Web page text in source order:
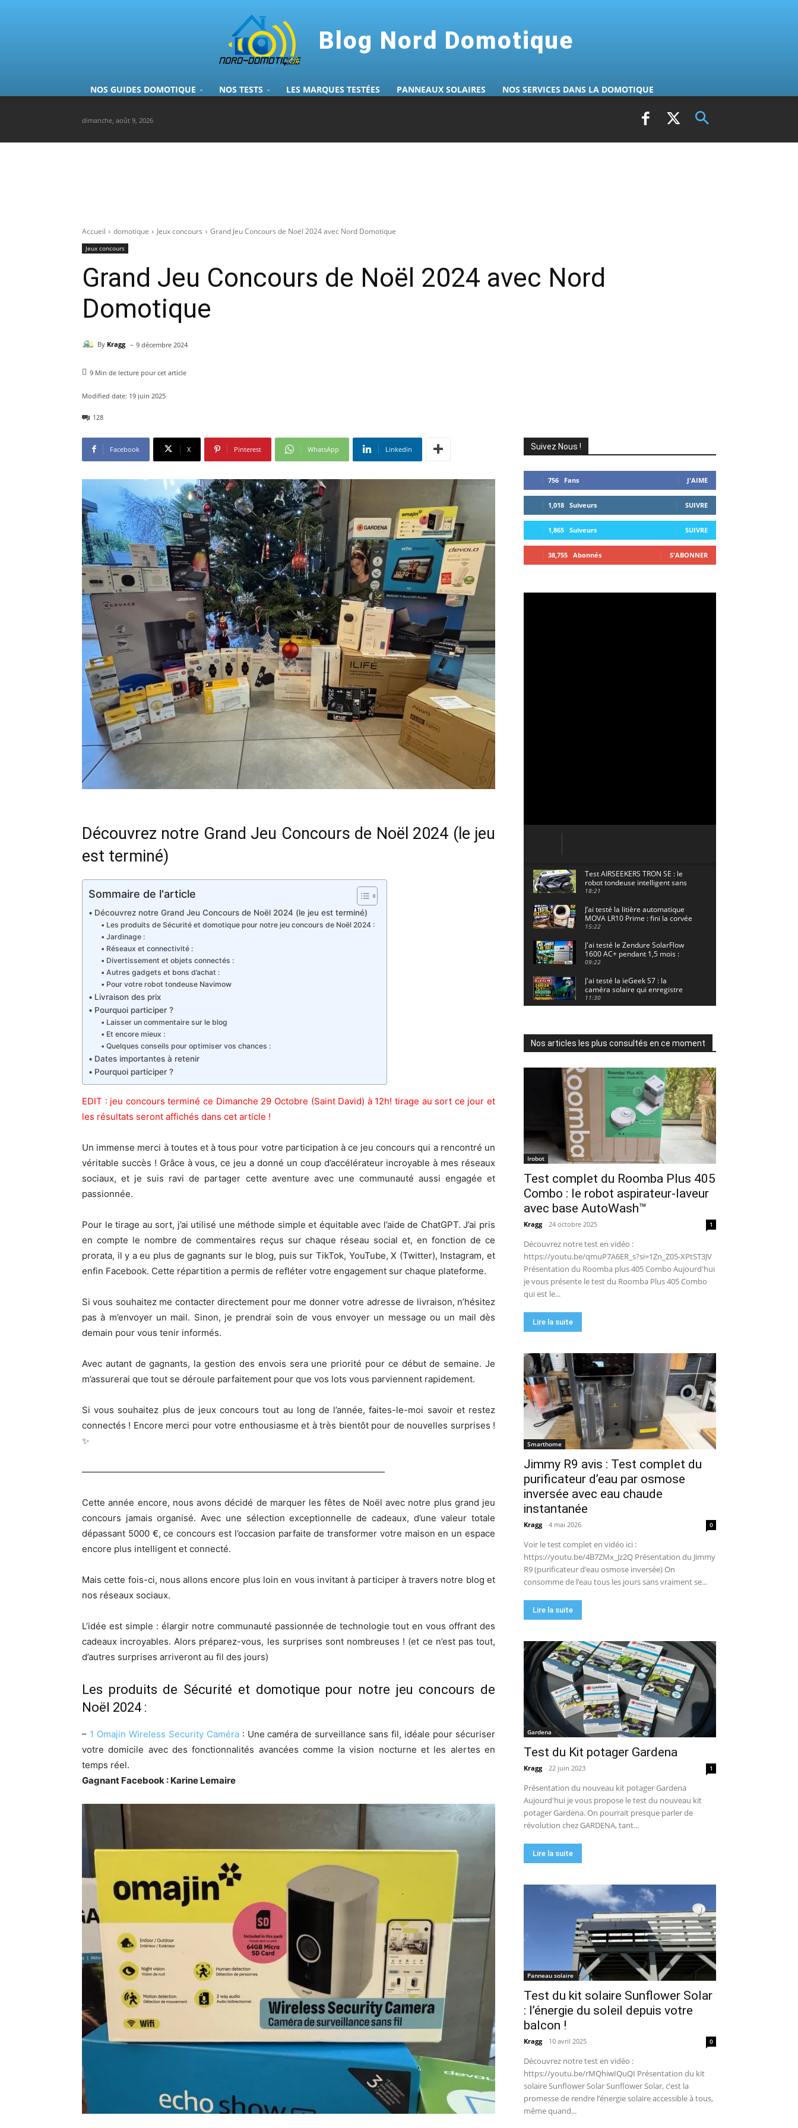
Blog Nord Domotique
NOS GUIDES DOMOTIQUE NOS TESTS LES MARQUES TESTÉES PANNEAUX SOLAIRES NOS SERVICES DANS LA DOMOTIQUE
dimanche, août 9, 2026
Accueil domotique Jeux concours Grand Jeu Concours de Noël 2024 avec Nord Domotique
Jeux concours
Grand Jeu Concours de Noël 2024 avec Nord
Domotique
By Kragg - 9 décembre 2024
9 Min de lecture pour cet article
Modified date: 19 juin 2025
128
Facebook X Pinterest WhatsApp Linkedin
Découvrez notre Grand Jeu Concours de Noël 2024 (le jeu
est terminé)
Sommaire de l'article
Découvrez notre Grand Jeu Concours de Noël 2024 (le jeu est terminé)
Les produits de Sécurité et domotique pour notre jeu concours de Noël 2024 :
Jardinage :
Réseaux et connectivité :
Divertissement et objets connectés :
Autres gadgets et bons d’achat :
Pour votre robot tondeuse Navimow
Livraison des prix
Pourquoi participer ?
Laisser un commentaire sur le blog
Et encore mieux :
Quelques conseils pour optimiser vos chances :
Dates importantes à retenir
Pourquoi participer ?
EDIT : jeu concours terminé ce Dimanche 29 Octobre (Saint David) à 12h! tirage au sort ce jour et
les résultats seront affichés dans cet article !
Un immense merci à toutes et à tous pour votre participation à ce jeu concours qui a rencontré un
véritable succès ! Grâce à vous, ce jeu a donné un coup d’accélérateur incroyable à mes réseaux
sociaux, et je suis ravi de partager cette aventure avec une communauté aussi engagée et
passionnée.
Pour le tirage au sort, j’ai utilisé une méthode simple et équitable avec l’aide de ChatGPT. J’ai pris
en compte le nombre de commentaires reçus sur chaque réseau social et, en fonction de ce
prorata, il y a eu plus de gagnants sur le blog, puis sur TikTok, YouTube, X (Twitter), Instagram, et
enfin Facebook. Cette répartition a permis de refléter votre engagement sur chaque plateforme.
Si vous souhaitez me contacter directement pour me donner votre adresse de livraison, n’hésitez
pas à m’envoyer un mail. Sinon, je prendrai soin de vous envoyer un message ou un mail dès
demain pour vous tenir informés.
Avec autant de gagnants, la gestion des envois sera une priorité pour ce début de semaine. Je
m’assurerai que tout se déroule parfaitement pour que vos lots vous parviennent rapidement.
Si vous souhaitez plus de jeux concours tout au long de l’année, faites-le-moi savoir et restez
connectés ! Encore merci pour votre enthousiasme et à très bientôt pour de nouvelles surprises !
✨
——————————————————————————————————
Cette année encore, nous avons décidé de marquer les fêtes de Noël avec notre plus grand jeu
concours jamais organisé. Avec une sélection exceptionnelle de cadeaux, d’une valeur totale
dépassant 5000 €, ce concours est l’occasion parfaite de transformer votre maison en un espace
encore plus intelligent et connecté.
Mais cette fois-ci, nous allons encore plus loin en vous invitant à participer à travers notre blog et
nos réseaux sociaux.
L’idée est simple : élargir notre communauté passionnée de technologie tout en vous offrant des
cadeaux incroyables. Alors préparez-vous, les surprises sont nombreuses ! (et ce n’est pas tout,
d’autres surprises arriveront au fil des jours)
Les produits de Sécurité et domotique pour notre jeu concours de
Noël 2024 :
– 1 Omajin Wireless Security Caméra: Une caméra de surveillance sans fil, idéale pour sécuriser
votre domicile avec des fonctionnalités avancées comme la vision nocturne et les alertes en
temps réel.
Gagnant Facebook : Karine Lemaire
Suivez Nous !
756 Fans J'AIME
1,018 Suiveurs SUIVRE
1,865 Suiveurs SUIVRE
38,755 Abonnés S'ABONNER
Test AIRSEEKERS TRON SE : le
robot tondeuse intelligent sans
câble pour 1500 m² !
18:21
J’ai testé la litière automatique
MOVA LR10 Prime : fini la corvée
? 🐱
15:22
J'ai testé le Zendure SolarFlow
1600 AC+ pendant 1,5 mois :
voici les résultats ! ☀️🔋
09:22
J'ai testé la ieGeek S7 : la
caméra solaire qui enregistre
24/7 grâce à l'AOV ! ☀️📹
11:30
18/07/2026
02:33
Guirlande Guinguette Solaire
puissance en extérieur ? Test
complet
04:38
Aiper Scuba V3 : le meilleur
robot de piscine sans fil ? Mon
test complet !
UGREEN NASync DXP4800 Pro :
le NAS qui va faire trembler
Synology et QNAP ?! (Test
🏆 Sunseeker S4 : le robot
cartographie votre jardin tout
seul.
09:48
DJI Power 1000 Mini : j'ai testé
cette station d'énergie
compacte… elle m'a bluffé !
11:56
Nos articles les plus consultés en ce moment
Irobot
Test complet du Roomba Plus 405
Combo : le robot aspirateur-laveur
avec base AutoWash™
Kragg - 24 octobre 2025 1
Découvrez notre test en vidéo :
https://youtu.be/qmuP7A6ER_s?si=1Zn_Z05-XPtST3JV
Présentation du Roomba plus 405 Combo Aujourd'hui
je vous présente le test du Roomba Plus 405 Combo
qui est le...
Lire la suite
Smarthome
Jimmy R9 avis : Test complet du
purificateur d’eau par osmose
inversée avec eau chaude
instantanée
Kragg - 4 mai 2026 0
Voir le test complet en vidéo ici :
https://youtu.be/4B7ZMx_Jz2Q Présentation du Jimmy
R9 (purificateur d’eau osmose inversée) On
consomme de l’eau tous les jours sans vraiment se...
Lire la suite
Gardena
Test du Kit potager Gardena
Kragg - 22 juin 2023 1
Présentation du nouveau kit potager Gardena
Aujourd'hui je vous propose le test du nouveau kit
potager Gardena. On pourrait presque parler de
révolution chez GARDENA, tant...
Lire la suite
Panneau solaire
Test du kit solaire Sunflower Solar
: l’énergie du soleil depuis votre
balcon !
Kragg - 10 avril 2025 0
Découvrez notre test en vidéo :
https://youtu.be/rMQhiwIQuQI Présentation du kit
solaire Sunflower Solar Sunflower Solar, c’est la
promesse de rendre l’énergie solaire accessible à tous,
même quand...